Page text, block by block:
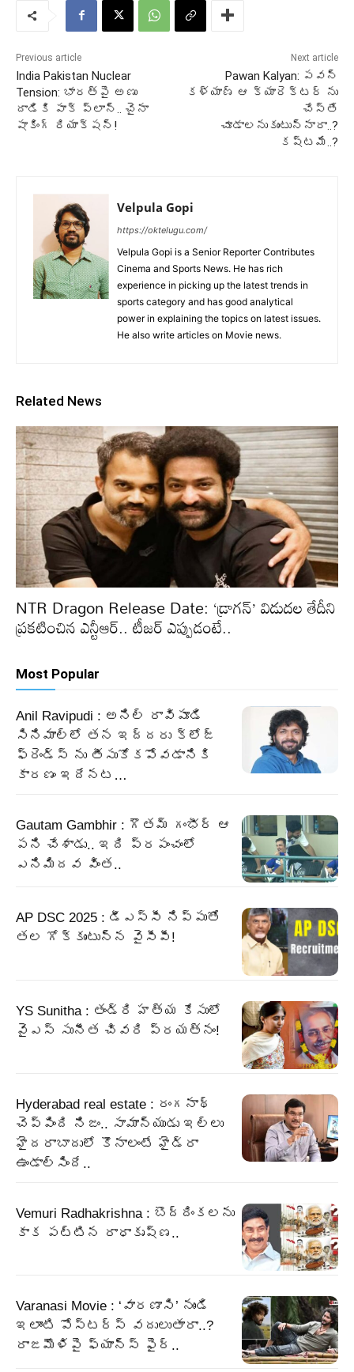
Previous article
India Pakistan Nuclear
Tension: భారత్‌పై అణు
దాడికి పాక్ ప్లాన్.. చైనా
షాకింగ్ రియాక్షన్!
Next article
Pawan Kalyan: పవన్
కళ్యాణ్ ఆ క్యారెక్టర్ ను
చేస్తే
చూడాలనుకుంటున్నారా..?
కష్టమే..?
Velpula Gopi
https://oktelugu.com/
Velpula Gopi is a Senior Reporter Contributes
Cinema and Sports News. He has rich
experience in picking up the latest trends in
sports category and has good analytical
power in explaining the topics on latest issues.
He also write articles on Movie news.
Related News
NTR Dragon Release Date: ‘డ్రాగన్’ విడుదల తేదీని
ప్రకటించిన ఎన్టీఆర్.. టీజర్ ఎప్పుడంటే..
Most Popular
Anil Ravipudi : అనిల్ రావిపూడి
సినిమాల్లో తన ఇద్దరు క్లోజ్
ఫ్రెండ్స్ ను తీసుకోకపోవడానికి
కారణం ఇదేనట…
Gautam Gambhir : గౌతమ్ గంభీర్ ఆ
పని చేశాడు.. ఇది ప్రపంచంలో
ఎనిమిదవ వింత..
AP DSC 2025 : డీఎస్సీ నిప్పుతో
తల గోక్కుంటున్న వైసీపీ!
YS Sunitha : తండ్రి హత్య కేసులో
వైఎస్ సునీత చివరి ప్రయత్నం!
Hyderabad real estate : రంగనాథ్
చెప్పింది నిజం.. సామాన్యుడు ఇల్లు
హైదరాబాదులో కొనాలంటే హైడ్రా
ఉండాల్సిందే..
Vemuri Radhakrishna : బొద్దింకలను
కాక పట్టిన రాధాకృష్ణ..
Varanasi Movie : ‘వారణాసి’ నుండి
ఇలాంటి పోస్టర్స్ వదులుతారా..?
రాజమౌళిపై ఫ్యాన్స్ ఫైర్..